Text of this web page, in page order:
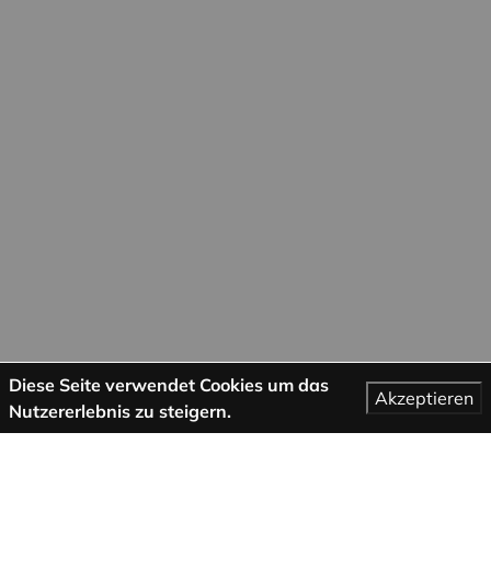
Diese Seite verwendet Cookies um das
Nutzererlebnis zu steigern.
Akzeptieren